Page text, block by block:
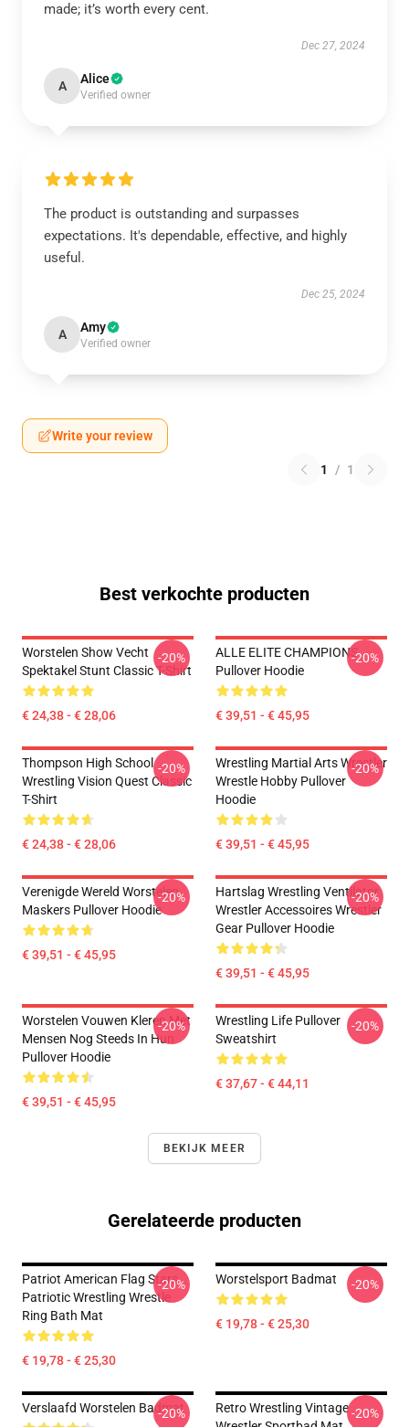
made; it’s worth every cent.
Dec 27, 2024
A Alice
Verified owner
The product is outstanding and surpasses
expectations. It's dependable, effective, and highly
useful.
Dec 25, 2024
A Amy
Verified owner
Write your review
1 / 1
Best verkochte producten
Worstelen Show Vecht
Spektakel Stunt Classic T-Shirt
€ 24,38 - € 28,06
-20%
ALLE ELITE CHAMPIONS
Pullover Hoodie
€ 39,51 - € 45,95
-20%
Thompson High School
Wrestling Vision Quest Classic
T-Shirt
€ 24,38 - € 28,06
-20%
Wrestling Martial Arts Wrestler
Wrestle Hobby Pullover
Hoodie
€ 39,51 - € 45,95
-20%
Verenigde Wereld Worstelen
Maskers Pullover Hoodie
€ 39,51 - € 45,95
-20%
Hartslag Wrestling Ventilator
Wrestler Accessoires Wrestler
Gear Pullover Hoodie
€ 39,51 - € 45,95
-20%
Worstelen Vouwen Kleren Met
Mensen Nog Steeds In Hun
Pullover Hoodie
€ 39,51 - € 45,95
-20%
Wrestling Life Pullover
Sweatshirt
€ 37,67 - € 44,11
-20%
BEKIJK MEER
Gerelateerde producten
Patriot American Flag Stars
Patriotic Wrestling Wrestle
Ring Bath Mat
€ 19,78 - € 25,30
-20% Worstelsport Badmat
€ 19,78 - € 25,30
-20%
Verslaafd Worstelen Badmat
-20%
Retro Wrestling Vintage-20%